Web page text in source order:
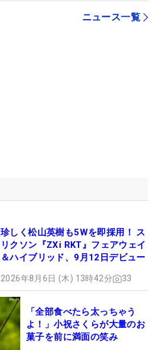
ニュース一覧
珍しく松山英樹も5Wを即採用！ ス
リクソン『ZXi RKT』フェアウェイ
＆ハイブリッド、9月12日デビュー
2026年8月6日 (木) 13時42分 33
「全部食べたら太っちゃう
よ！」小祝さくらが大量のお
菓子を前に満面の笑み